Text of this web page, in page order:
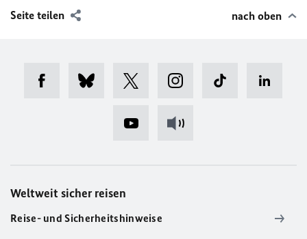
Seite teilen nach oben
Weltweit sicher reisen
Reise- und Sicherheitshinweise